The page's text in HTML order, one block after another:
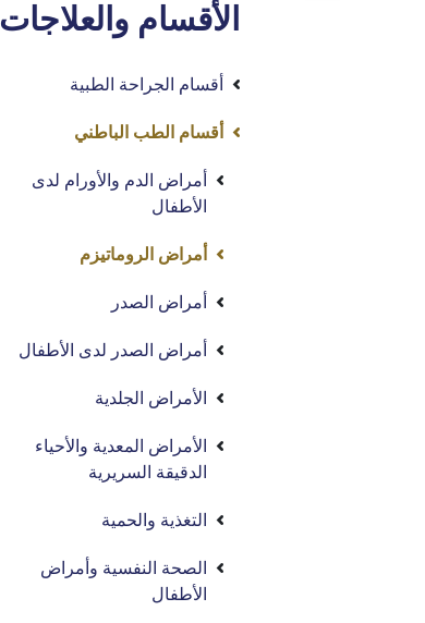
الأقسام والعلاجات
أقسام الجراحة الطبية
أقسام الطب الباطني
أمراض الدم والأورام لدى
الأطفال
أمراض الروماتيزم
أمراض الصدر
أمراض الصدر لدى الأطفال
الأمراض الجلدية
الأمراض المعدية والأحياء
الدقيقة السريرية
التغذية والحمية
الصحة النفسية وأمراض
الأطفال